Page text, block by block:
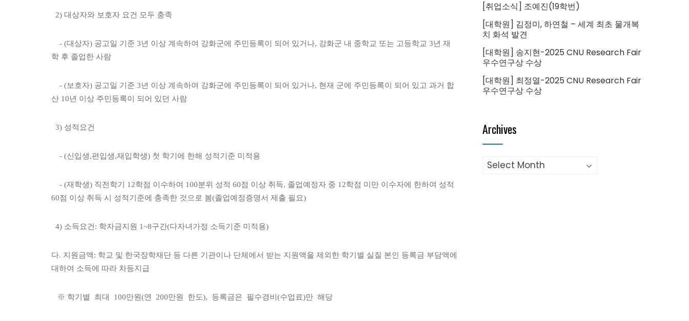
2) 대상자와 보호자 요건 모두 충족
- (대상자) 공고일 기준 3년 이상 계속하여 강화군에 주민등록이 되어 있거나, 강화군 내 중학교 또는 고등학교 3년 재
학 후 졸업한 사람
- (보호자) 공고일 기준 3년 이상 계속하여 강화군에 주민등록이 되어 있거나, 현재 군에 주민등록이 되어 있고 과거 합
산 10년 이상 주민등록이 되어 있던 사람
3) 성적요건
- (신입생,편입생,재입학생) 첫 학기에 한해 성적기준 미적용
- (재학생) 직전학기 12학점 이수하여 100분위 성적 60점 이상 취득, 졸업예정자 중 12학점 미만 이수자에 한하여 성적
60점 이상 취득 시 성적기준에 충족한 것으로 봄(졸업예정증명서 제출 필요)
4) 소득요건: 학자금지원 1~8구간(다자녀가정 소득기준 미적용)
다. 지원금액: 학교 및 한국장학재단 등 다른 기관이나 단체에서 받는 지원액을 제외한 학기별 실질 본인 등록금 부담액에
대하여 소득에 따라 차등지급
※ 학기별 최대 100만원(연 200만원 한도), 등록금은 필수경비(수업료)만 해당
[취업소식] 조예진(19학번)
[대학원] 김정미, 하연철 – 세계 최초 물개복
치 화석 발견
[대학원] 송지현-2025 CNU Research Fair
우수연구상 수상
[대학원] 최정열-2025 CNU Research Fair
우수연구상 수상
Archives
Archives